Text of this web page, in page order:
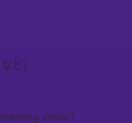
ど）
similar?